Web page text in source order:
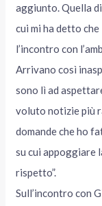
aggiunto. Quella
cui mi ha detto
l’incontro con
Arrivano così
sono lì ad
voluto notizie più
domande che ho
su cui appoggiare
rispetto”.
Sull’incontro con